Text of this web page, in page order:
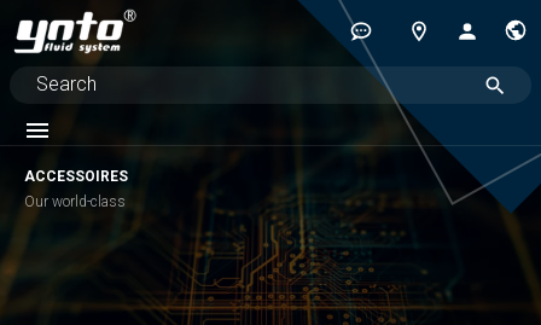
ACCESSOIRES
Our world-class